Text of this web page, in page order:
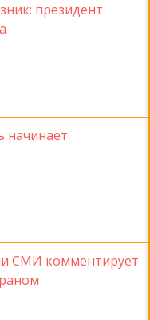
президент
начинает
СМИ комментирует